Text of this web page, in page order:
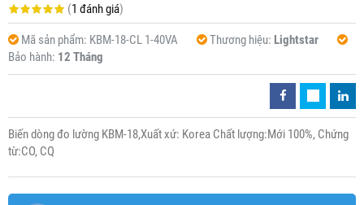
(1 đánh giá)
Mã sản phẩm: KBM-18-CL 1-40VA Thương hiệu: Lightstar
Bảo hành: 12 Tháng
Biến dòng đo lường KBM-18,Xuất xứ: Korea Chất lượng:Mới 100%, Chứng
từ:CO, CQ